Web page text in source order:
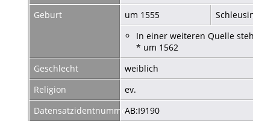
Geburt
um 1555
In einer weiteren Quelle
* um 1562
Geschlecht
weiblich
Religion
ev.
DatensatzidentnummerAB:I9190